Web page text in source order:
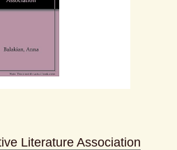
Literature Association